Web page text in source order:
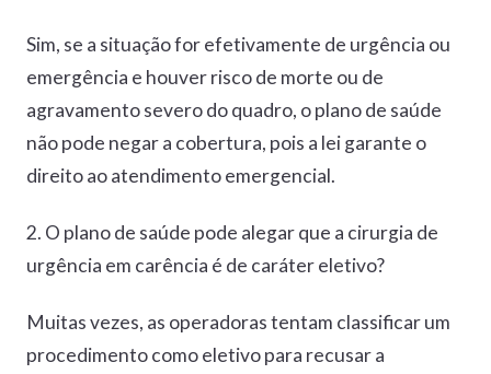
Sim, se a situação for efetivamente de urgência ou
emergência e houver risco de morte ou de
agravamento severo do quadro, o plano de saúde
não pode negar a cobertura, pois a lei garante o
direito ao atendimento emergencial.
2. O plano de saúde pode alegar que a cirurgia de
urgência em carência é de caráter eletivo?
Muitas vezes, as operadoras tentam classificar um
procedimento como eletivo para recusar a